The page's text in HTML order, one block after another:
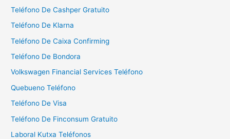
Teléfono De Cashper Gratuito
Teléfono De Klarna
Teléfono De Caixa Confirming
Teléfono De Bondora
Volkswagen Financial Services Teléfono
Quebueno Teléfono
Teléfono De Visa
Teléfono De Finconsum Gratuito
Laboral Kutxa Teléfonos